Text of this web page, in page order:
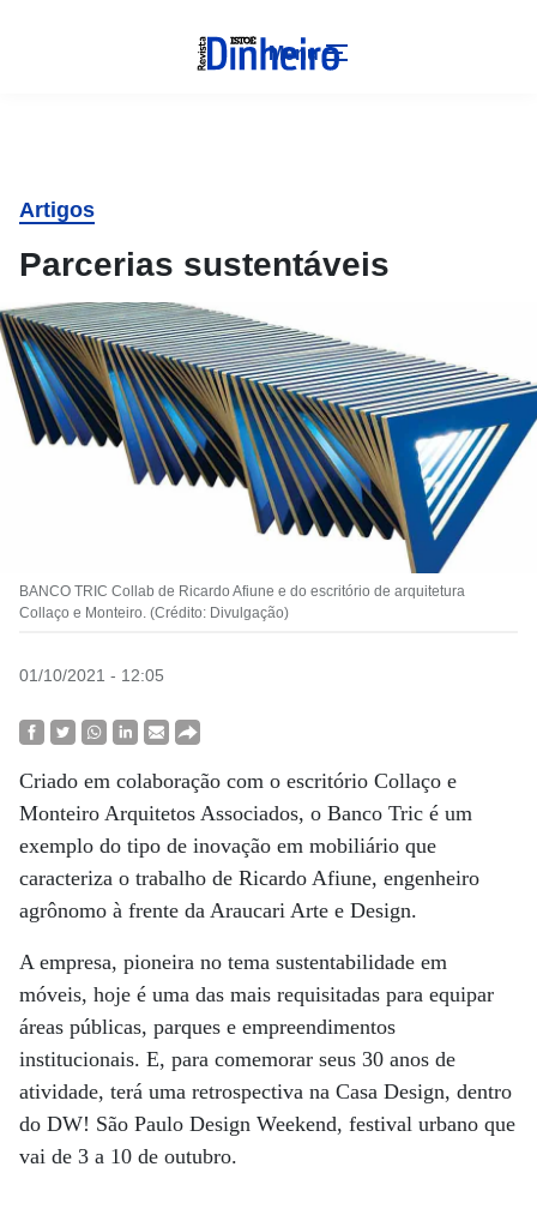
Menu
Artigos
Parcerias sustentáveis
BANCO TRIC Collab de Ricardo Afiune e do escritório de arquitetura
Collaço e Monteiro. (Crédito: Divulgação)
01/10/2021 - 12:05
Criado em colaboração com o escritório Collaço e
Monteiro Arquitetos Associados, o Banco Tric é um
exemplo do tipo de inovação em mobiliário que
caracteriza o trabalho de Ricardo Afiune, engenheiro
agrônomo à frente da Araucari Arte e Design.
A empresa, pioneira no tema sustentabilidade em
móveis, hoje é uma das mais requisitadas para equipar
áreas públicas, parques e empreendimentos
institucionais. E, para comemorar seus 30 anos de
atividade, terá uma retrospectiva na Casa Design, dentro
do DW! São Paulo Design Weekend, festival urbano que
vai de 3 a 10 de outubro.